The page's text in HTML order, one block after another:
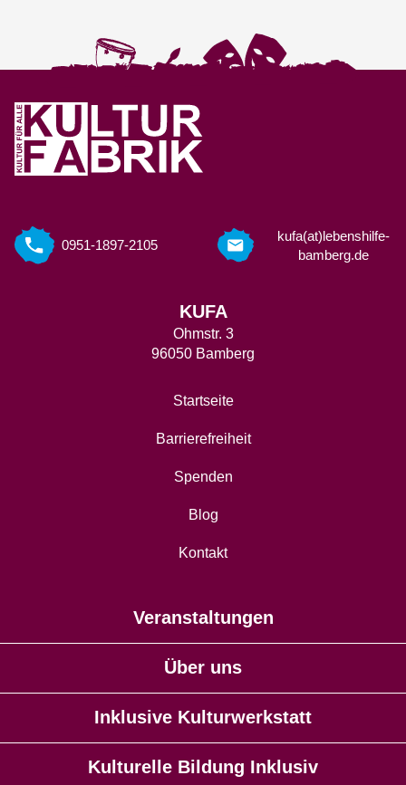
0951-1897-2105
kufa(at)lebenshilfe-
bamberg.de
KUFA
Ohmstr. 3
96050 Bamberg
Startseite
Barrierefreiheit
Spenden
Blog
Kontakt
Veranstaltungen
Über uns
Inklusive Kulturwerkstatt
Kulturelle Bildung Inklusiv